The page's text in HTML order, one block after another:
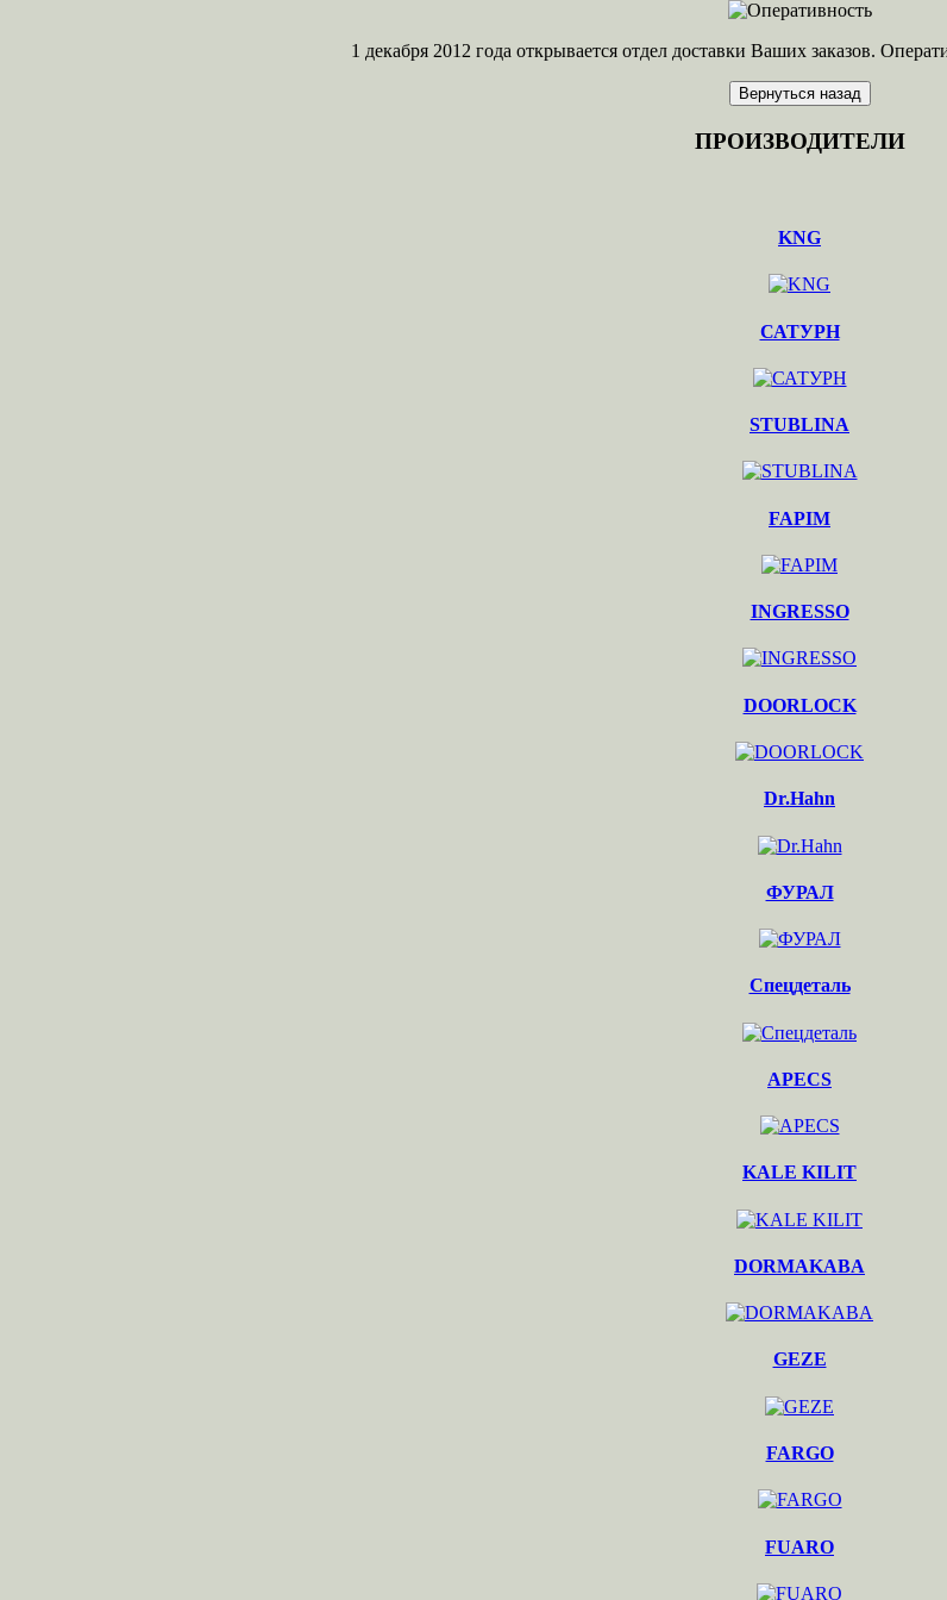
1 декабря 2012 года открывается отдел доставки Ваших заказов.
ПРОИЗВОДИТЕЛИ
KNG
САТУРН
STUBLINA
FAPIM
INGRESSO
DOORLOCK
Dr.Hahn
ФУРАЛ
Спецдеталь
APECS
KALE KILIT
DORMAKABA
GEZE
FARGO
FUARO